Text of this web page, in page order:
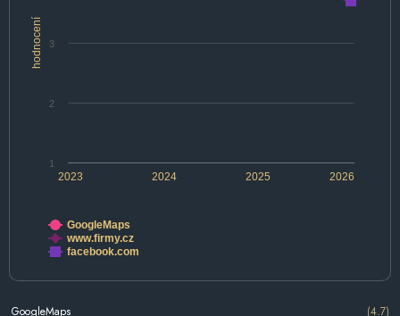
hodnocení
2024 2026
2023 2025
1
2
3
GoogleMaps
www.firmy.cz
facebook.com
GoogleMaps (4.7)